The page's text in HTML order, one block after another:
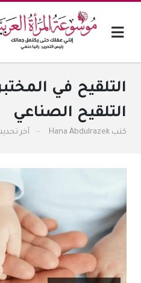
التلقيح في
التلقيح الصناعي
كتب Hana Abdulrazek آخر